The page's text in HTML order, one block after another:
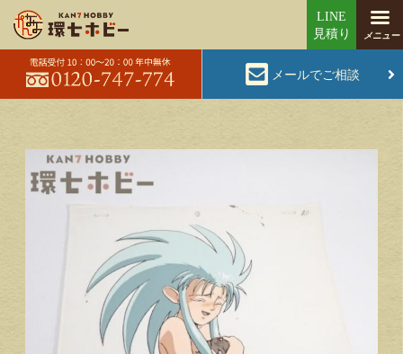
メールでご相談